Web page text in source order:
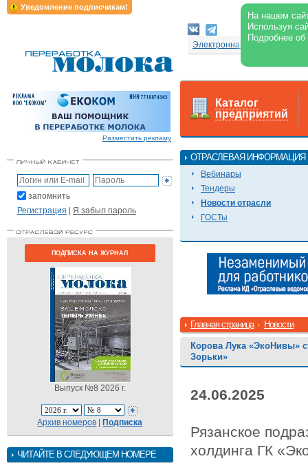
Уведомление подписчикам!
На нашем
Используя
Подробнее
Электронная версия
Разместить рекламу
запомнить
Регистрация | Я забыл пароль
ПОДПИСКА НА ЖУРНАЛ
Выпуск №8 2026 г.
Архив номеров |Подписка
ЧИТАЙТЕ В СЛЕДУЮЩЕМ НОМЕРЕ
Каталог
предприятий
ОТРАСЛЕВАЯ ИНФОРМАЦИЯ
Вебинары
Тендеры
Новости отрасли
ГОСТы
Главная страница Новости
Корова Лука «ЭкоНивы»
Зорьки»
24.06.2025
Рязанское
холдинга ГК